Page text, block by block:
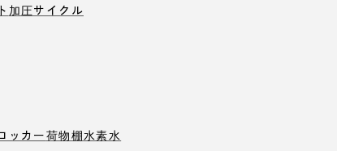
加圧サイクル
ッカー荷物棚水素水